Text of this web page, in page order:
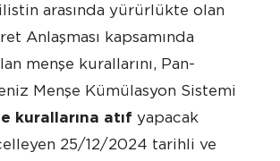
arasında yürürlükte olan
Anlaşması kapsamında
menşe kurallarını, Pan-
Menşe Kümülasyon Sistemi
kurallarına atıf yapacak
25/12/2024 tarihli ve